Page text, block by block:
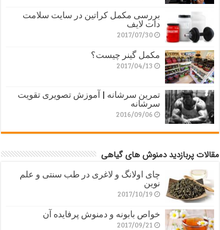
بررسی مکمل کراتین در سایت سلامت
دات لایف
2017/07/30
مکمل گینر چیست؟
2017/04/13
تمرین سرشانه | آموزش تصویری تقویت
سرشانه
2016/09/06
مقالات پربازدید دمنوش های گیاهی
چای اولانگ و لاغری در طب سنتی و علم
نوین
2017/10/19
خواص بابونه و دمنوش پرفایده آن
2017/09/21